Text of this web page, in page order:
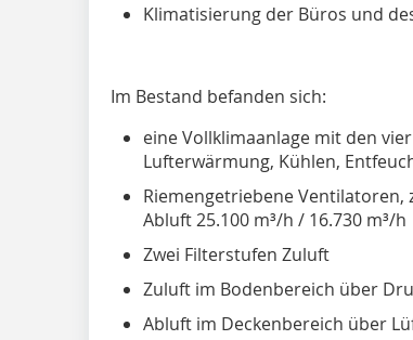
Klimatisierung der Büros und
Im Bestand befanden sich:
eine Vollklimaanlage mit den
Lufterwärmung, Kühlen,
Riemengetriebene Ventilatoren,
Abluft 25.100 m³/h / 16.730 m³/h
Zwei Filterstufen Zuluft
Zuluft im Bodenbereich über
Abluft im Deckenbereich über